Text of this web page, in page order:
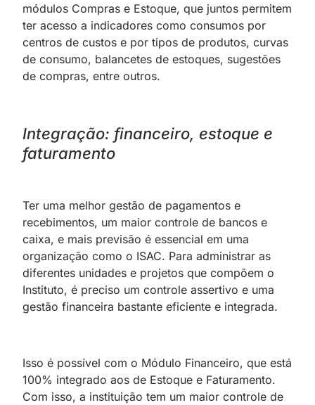
módulos Compras e Estoque, que juntos permitem
ter acesso a indicadores como consumos por
centros de custos e por tipos de produtos, curvas
de consumo, balancetes de estoques, sugestões
de compras, entre outros.
Integração: financeiro, estoque e
faturamento
Ter uma melhor gestão de pagamentos e
recebimentos, um maior controle de bancos e
caixa, e mais previsão é essencial em uma
organização como o ISAC. Para administrar as
diferentes unidades e projetos que compõem o
Instituto, é preciso um controle assertivo e uma
gestão financeira bastante eficiente e integrada.
Isso é possível com o Módulo Financeiro, que está
100% integrado aos de Estoque e Faturamento.
Com isso, a instituição tem um maior controle de